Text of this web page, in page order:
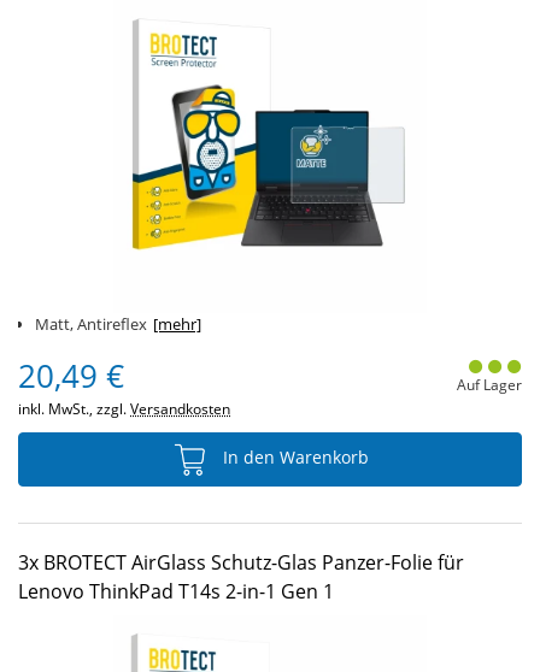
Matt, Antireflex [mehr]
20,49 €
inkl. MwSt., zzgl.Versandkosten
Auf Lager
In den Warenkorb
3x BROTECT AirGlass Schutz-Glas Panzer-Folie für
Lenovo ThinkPad T14s 2-in-1 Gen 1